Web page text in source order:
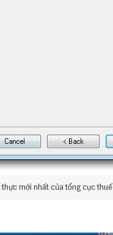
mới nhất của tổng cục thuế